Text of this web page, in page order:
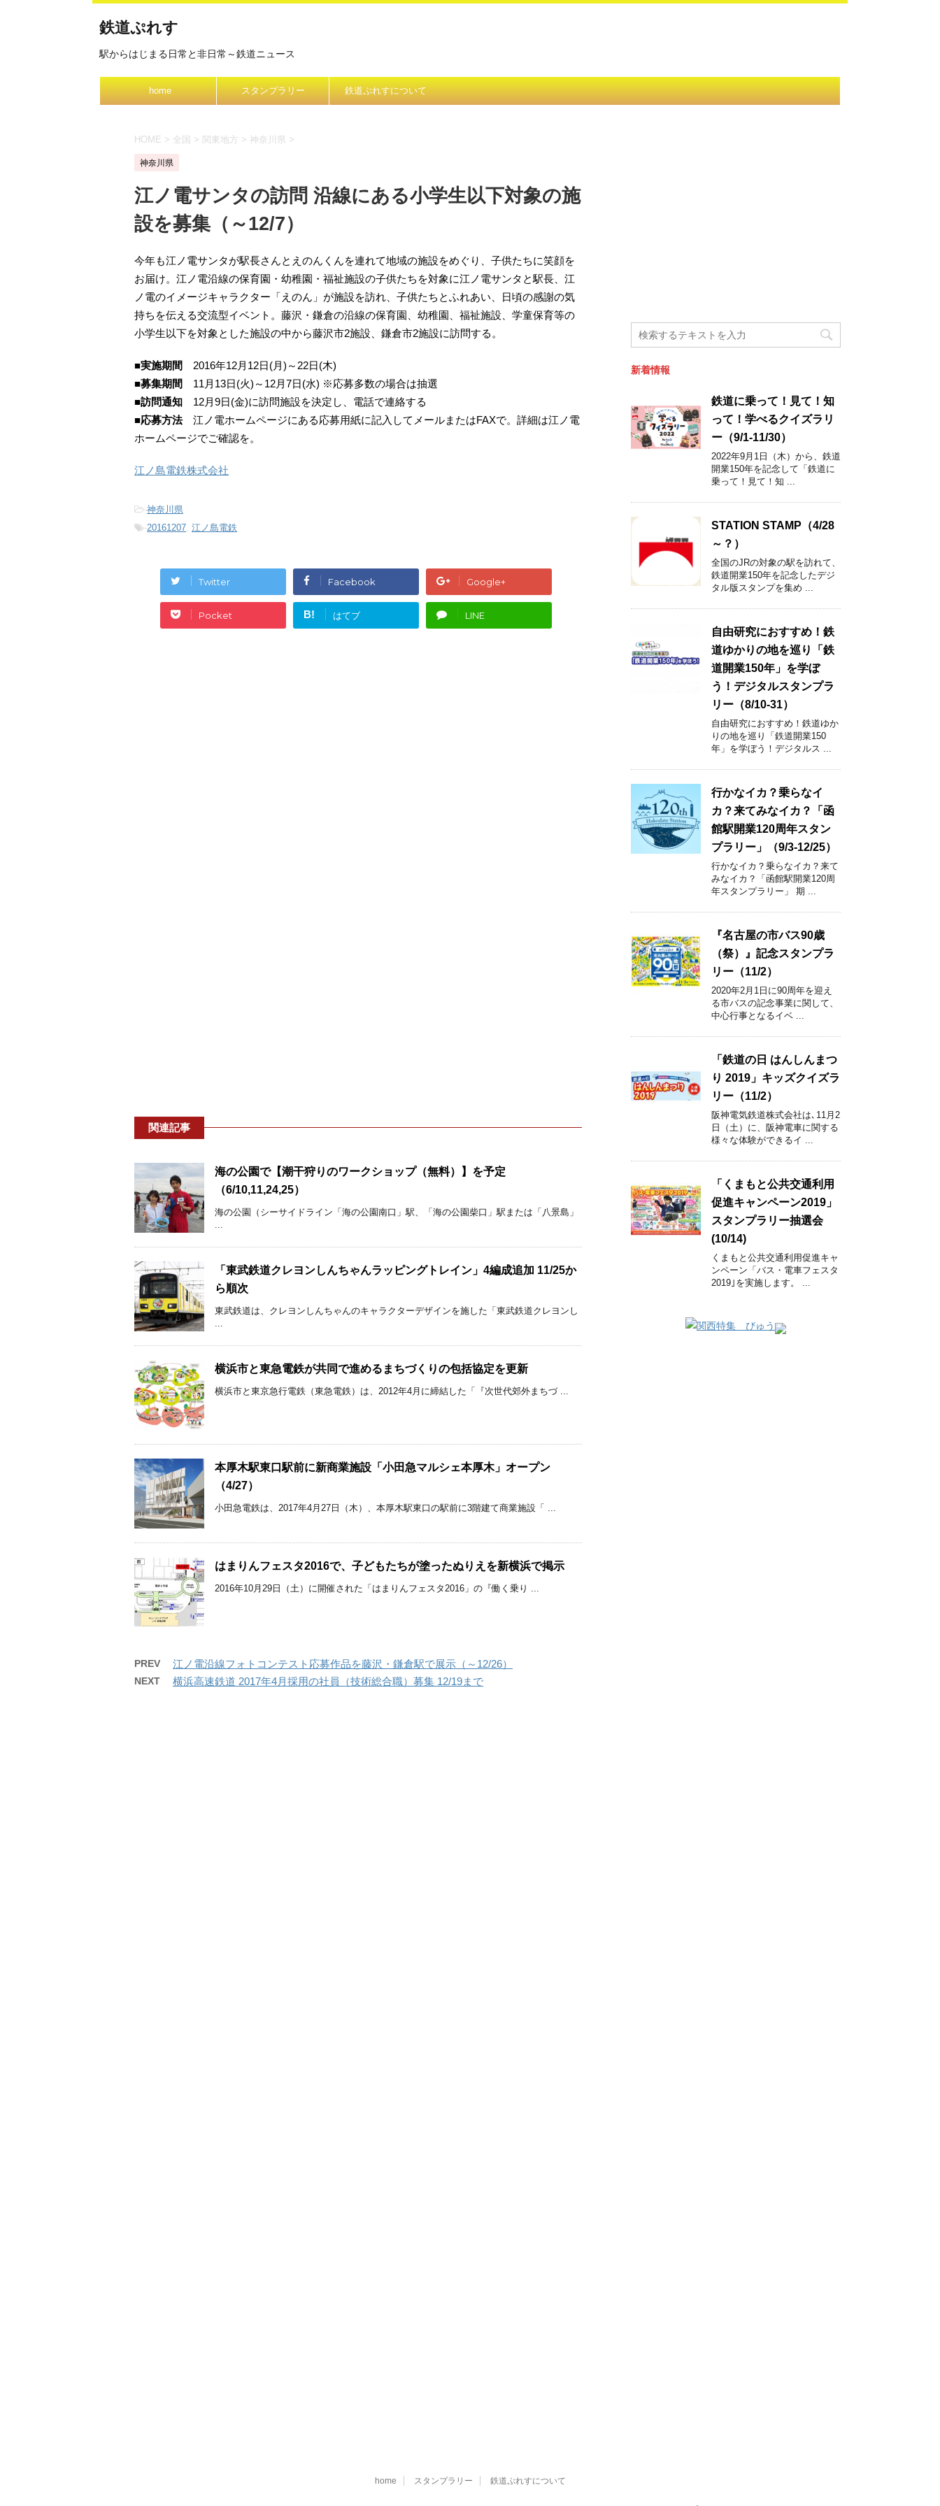
鉄道ぷれす
駅からはじまる日常と非日常～鉄道ニュース
home スタンプラリー 鉄道ぷれすについて
HOME > 全国 > 関東地方 > 神奈川県 >
神奈川県
江ノ電サンタの訪問 沿線にある小学生以下対象の施
設を募集（～12/7）
今年も江ノ電サンタが駅長さんとえのんくんを連れて地域の施設をめぐり、子供たちに笑顔を
お届け。江ノ電沿線の保育園・幼稚園・福祉施設の子供たちを対象に江ノ電サンタと駅長、江
ノ電のイメージキャラクター「えのん」が施設を訪れ、子供たちとふれあい、日頃の感謝の気
持ちを伝える交流型イベント。藤沢・鎌倉の沿線の保育園、幼稚園、福祉施設、学童保育等の
小学生以下を対象とした施設の中から藤沢市2施設、鎌倉市2施設に訪問する。
■実施期間
2016年12月12日(月)～22日(木)
■募集期間
11月13日(火)～12月7日(水) ※応募多数の場合は抽選
■訪問通知 12月9日(金)に訪問施設を決定し、電話で連絡する
■応募方法江ノ電ホームページにある応募用紙に記入してメールまたはFAXで。詳細は江ノ電
ホームページでご確認を。
江ノ島電鉄株式会社
-神奈川県
-20161207, 江ノ島電鉄
Twitter Facebook Google+
Pocket B! はてブ LINE
関連記事
海の公園で【潮干狩りのワークショップ（無料）】を予定
（6/10,11,24,25）
海の公園（シーサイドライン「海の公園南口」駅、「海の公園柴口」駅または「八景島」
...
「東武鉄道クレヨンしんちゃんラッピングトレイン」4編成追加 11/25か
ら順次
東武鉄道は、クレヨンしんちゃんのキャラクターデザインを施した「東武鉄道クレヨンし
...
横浜市と東急電鉄が共同で進めるまちづくりの包括協定を更新
横浜市と東京急行電鉄（東急電鉄）は、2012年4月に締結した「『次世代郊外まちづ ...
本厚木駅東口駅前に新商業施設「小田急マルシェ本厚木」オープン
（4/27）
小田急電鉄は、2017年4月27日（木）、本厚木駅東口の駅前に3階建て商業施設「 ...
はまりんフェスタ2016で、子どもたちが塗ったぬりえを新横浜で掲示
2016年10月29日（土）に開催された「はまりんフェスタ2016」の『働く乗り ...
PREV 江ノ電沿線フォトコンテスト応募作品を藤沢・鎌倉駅で展示（～12/26）
NEXT 横浜高速鉄道 2017年4月採用の社員（技術総合職）募集 12/19まで
新着情報
鉄道に乗って！見て！知
って！学べるクイズラリ
ー（9/1-11/30）
2022年9月1日（木）から、鉄道
開業150年を記念して「鉄道に
乗って！見て！知 ...
STATION STAMP（4/28
～？）
全国のJRの対象の駅を訪れて、
鉄道開業150年を記念したデジ
タル版スタンプを集め ...
自由研究におすすめ！鉄
道ゆかりの地を巡り「鉄
道開業150年」を学ぼ
う！デジタルスタンプラ
リー（8/10-31）
自由研究におすすめ！鉄道ゆか
りの地を巡り「鉄道開業150
年」を学ぼう！デジタルス ...
行かなイカ？乗らなイ
カ？来てみなイカ？「函
館駅開業120周年スタン
プラリー」（9/3-12/25）
行かなイカ？乗らなイカ？来て
みなイカ？「函館駅開業120周
年スタンプラリー」 期 ...
『名古屋の市バス90歳
（祭）』記念スタンプラ
リー（11/2）
2020年2月1日に90周年を迎え
る市バスの記念事業に関して、
中心行事となるイベ ...
「鉄道の日 はんしんまつ
り 2019」キッズクイズラ
リー（11/2）
阪神電気鉄道株式会社は､11月2
日（土）に、阪神電車に関する
様々な体験ができるイ ...
「くまもと公共交通利用
促進キャンペーン2019」
スタンプラリー抽選会
(10/14)
くまもと公共交通利用促進キャ
ンペーン「バス・電車フェスタ
2019｣を実施します。 ...
home スタンプラリー 鉄道ぷれすについて